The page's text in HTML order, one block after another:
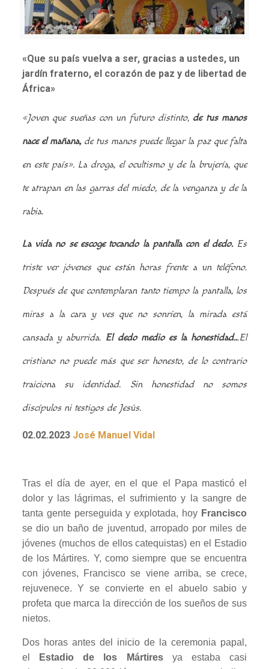
«Que su país vuelva a ser, gracias a ustedes, un
jardín fraterno, el corazón de paz y de libertad de
África»
«Joven que sueñas con un futuro distinto, de tus manos
nace el mañana,de tus manos puede llegar la paz que falta
en este país». La droga, el ocultismo y de la brujería, que
te atrapan en las garras del miedo, de la venganza y de la
rabia.
La vida no se escoge tocando la pantalla con el dedo.Es
triste ver jóvenes que están horas frente a un teléfono.
Después de que contemplaran tanto tiempo la pantalla, los
miras a la cara y ves que no sonríen, la mirada está
cansada y aburrida. El dedo medio es la honestidad...El
cristiano no puede más que ser honesto, de lo contrario
traiciona su identidad. Sin honestidad no somos
discípulos ni testigos de Jesús.
02.02.2023 José Manuel Vidal
Tras el día de ayer, en el que el Papa masticó el
dolor y las lágrimas, el sufrimiento y la sangre de
tanta gente perseguida y explotada, hoy Francisco
se dio un baño de juventud, arropado por miles de
jóvenes (muchos de ellos catequistas) en el Estadio
de los Mártires. Y, como siempre que se encuentra
con jóvenes, Francisco se viene arriba, se crece,
rejuvenece. Y se convierte en el abuelo sabio y
profeta que marca la dirección de los sueños de sus
nietos.
Dos horas antes del inicio de la ceremonia papal,
el
Estadio de los Mártiresya estaba casi